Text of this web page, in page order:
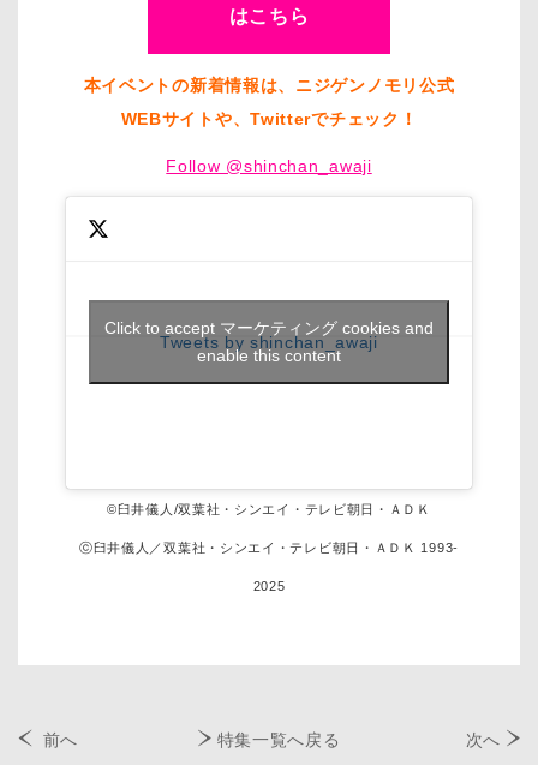
はこちら
本イベントの新着情報は、ニジゲンノモリ公式
WEBサイトや、Twitterでチェック！
Follow @shinchan_awaji
Tweets by shinchan_awaji
Click to accept マーケティング cookies and
enable this content
©臼井儀人/双葉社・シンエイ・テレビ朝日・ＡＤＫ
ⓒ臼井儀人／双葉社・シンエイ・テレビ朝日・ＡＤＫ 1993-
2025
前へ 特集一覧へ戻る 次へ